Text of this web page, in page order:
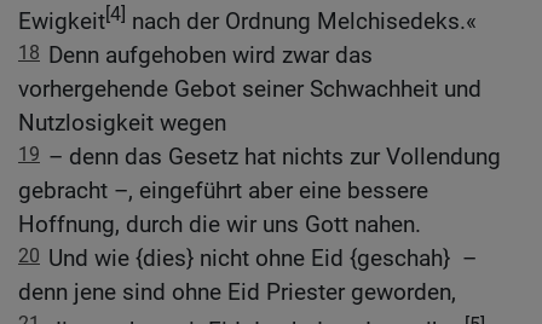
Ewigkeit[4] nach der Ordnung Melchisedeks.«
18 Denn aufgehoben wird zwar das
vorhergehende Gebot seiner Schwachheit und
Nutzlosigkeit wegen
19 – denn das Gesetz hat nichts zur Vollendung
gebracht –, eingeführt aber eine bessere
Hoffnung, durch die wir uns Gott nahen.
20 Und wie {dies} nicht ohne Eid {geschah} –
denn jene sind ohne Eid Priester geworden,